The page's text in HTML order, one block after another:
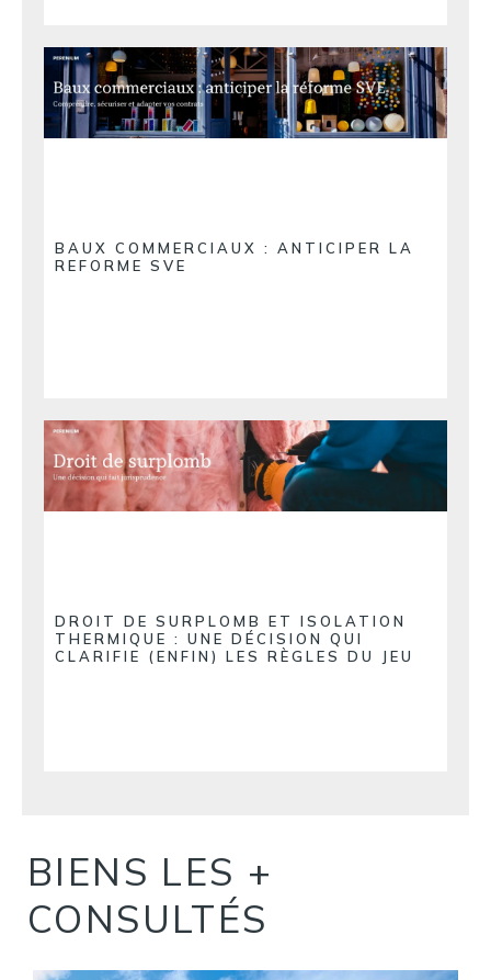
BAUX COMMERCIAUX : ANTICIPER LA
REFORME SVE
DROIT DE SURPLOMB ET ISOLATION
THERMIQUE : UNE DÉCISION QUI
CLARIFIE (ENFIN) LES RÈGLES DU JEU
BIENS LES +
CONSULTÉS